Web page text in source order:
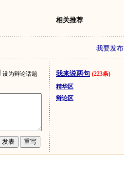
相关推荐
我要发布
设为辩论话题
我来说两句 (223条)
精华区
辩论区